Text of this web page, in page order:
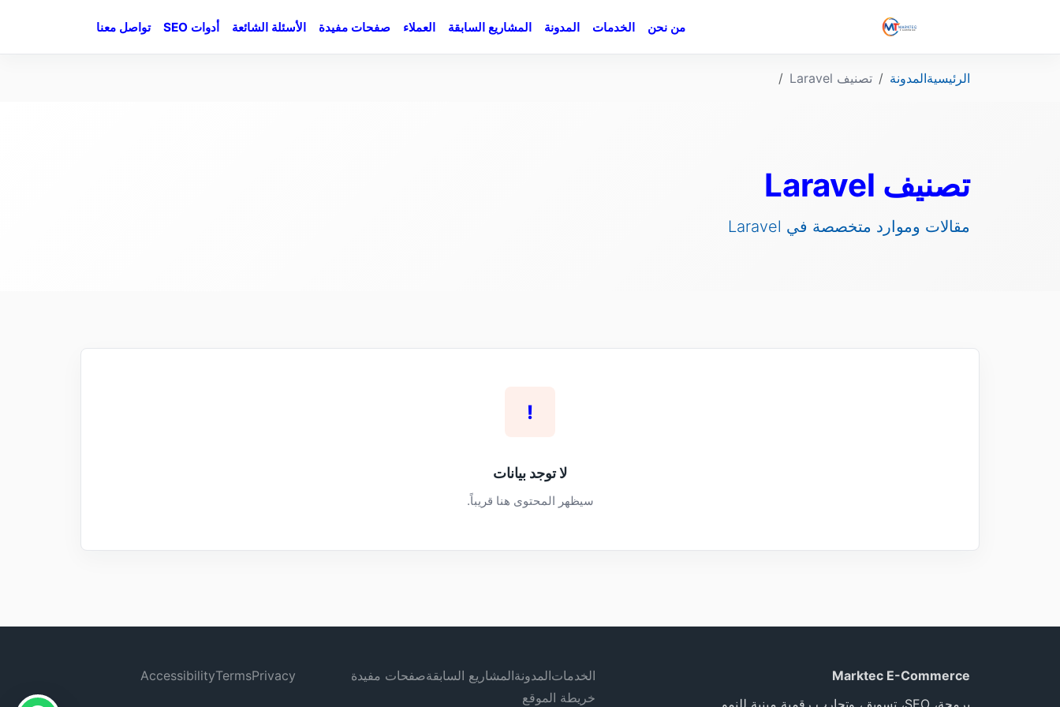
من نحن الخدمات المدونة المشاريع السابقة العملاء صفحات مفيدة الأسئلة الشائعة أدوات SEO تواصل معنا
الرئيسيةالمدونة تصنيف Laravel
تصنيف Laravel
مقالات وموارد متخصصة في Laravel
!
لا توجد بيانات
سيظهر المحتوى هنا قريباً.
Marktec E-Commerce
برمجة، SEO، تسويق، وتجارب رقمية مبنية للنمو.
الخدماتالمدونةالمشاريع السابقةصفحات مفيدة
خريطة الموقع
Privacy
Terms
Accessibility